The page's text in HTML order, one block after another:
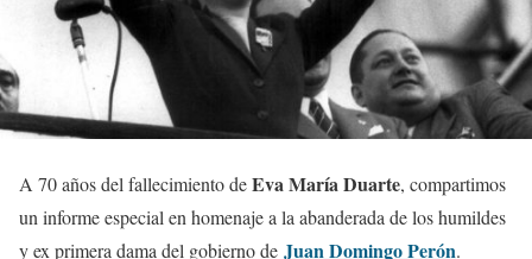
A 70 años del fallecimiento deEva María Duarte, compartimos
un informe especial en homenaje a la abanderada de los humildes
y ex primera dama del gobierno de Juan Domingo Perón.